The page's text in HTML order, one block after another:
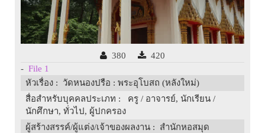
380
420
- File 1
หัวเรื่อง : วัดหนองปรือ : พระอุโบสถ (หลังใหม่)
สื่อสำหรับบุคคลประเภท : ครู / อาจารย์, นักเรียน /
นักศึกษา, ทั่วไป, ผู้ปกครอง
ผู้สร้างสรรค์/ผู้แต่ง/เจ้าของผลงาน : สำนักหอสมุด